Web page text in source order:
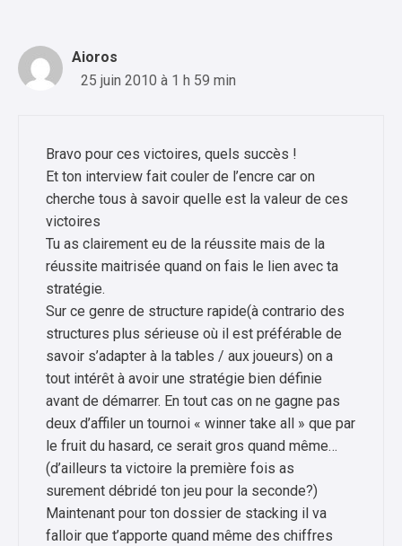
Aioros
25 juin 2010 à 1 h 59 min
Bravo pour ces victoires, quels succès !
Et ton interview fait couler de l’encre car on
cherche tous à savoir quelle est la valeur de ces
victoires
Tu as clairement eu de la réussite mais de la
réussite maitrisée quand on fais le lien avec ta
stratégie.
Sur ce genre de structure rapide(à contrario des
structures plus sérieuse où il est préférable de
savoir s’adapter à la tables / aux joueurs) on a
tout intérêt à avoir une stratégie bien définie
avant de démarrer. En tout cas on ne gagne pas
deux d’affiler un tournoi « winner take all » que par
le fruit du hasard, ce serait gros quand même…
(d’ailleurs ta victoire la première fois as
surement débridé ton jeu pour la seconde?)
Maintenant pour ton dossier de stacking il va
falloir que t’apporte quand même des chiffres